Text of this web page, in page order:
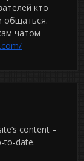
кто
общаться.
чатом
content –
to-date.